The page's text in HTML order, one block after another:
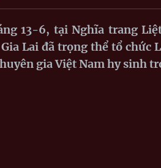
13-6, tại Nghĩa trang
Lai đã trọng thể tổ chức
gia Việt Nam hy sinh